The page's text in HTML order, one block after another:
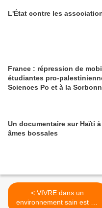
L'État contre les
France : répression de
étudiantes pro-
Sciences Po et à la
Un documentaire sur Haïti
âmes bossales
< VIVRE dans un
environnement sain est un